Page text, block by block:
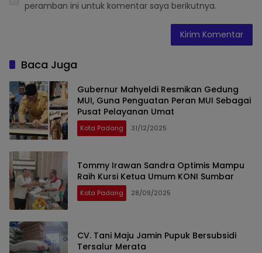
peramban ini untuk komentar saya berikutnya.
Baca Juga
Gubernur Mahyeldi Resmikan Gedung
MUI, Guna Penguatan Peran MUI Sebagai
Pusat Pelayanan Umat
Kota Padang 31/12/2025
Tommy Irawan Sandra Optimis Mampu
Raih Kursi Ketua Umum KONI Sumbar
Kota Padang 28/09/2025
CV. Tani Maju Jamin Pupuk Bersubsidi
Tersalur Merata